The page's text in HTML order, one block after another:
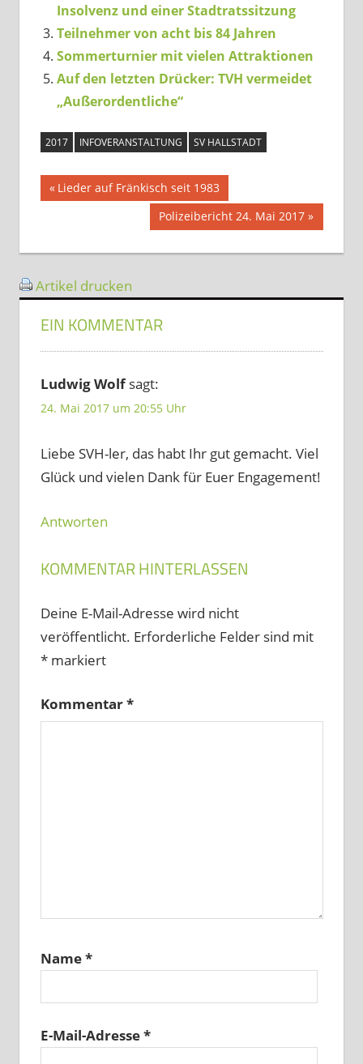
Insolvenz und einer Stadtratssitzung
Teilnehmer von acht bis 84 Jahren
Sommerturnier mit vielen Attraktionen
Auf den letzten Drücker: TVH vermeidet
„Außerordentliche“
2017 INFOVERANSTALTUNG SV HALLSTADT
Beitragsnavigation
Vorheriger
Beitrag:
Lieder auf Fränkisch seit 1983
Nächster
Beitrag:
Polizeibericht 24. Mai 2017
Artikel drucken
EIN KOMMENTAR
Ludwig Wolf sagt:
24. Mai 2017 um 20:55 Uhr
Liebe SVH-ler, das habt Ihr gut gemacht. Viel
Glück und vielen Dank für Euer Engagement!
Antworten
KOMMENTAR HINTERLASSEN
Deine E-Mail-Adresse wird nicht
veröffentlicht. Erforderliche Felder sind mit
*markiert
Kommentar*
Name*
E-Mail-Adresse*